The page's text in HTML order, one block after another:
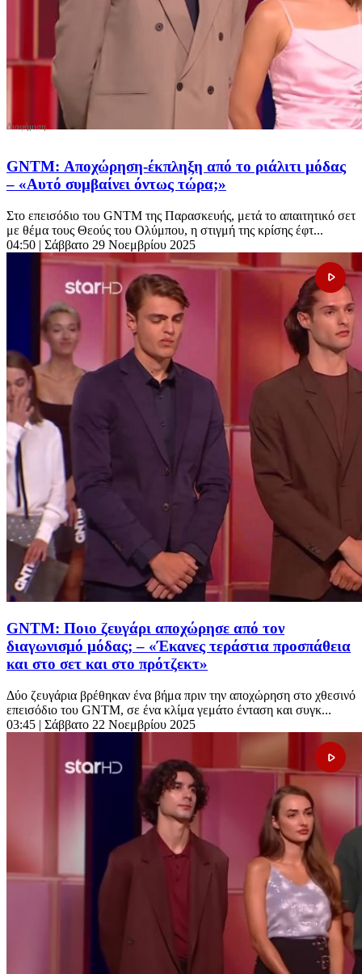
GNTM: Αποχώρηση-έκπληξη από το ριάλιτι μόδας
– «Αυτό συμβαίνει όντως τώρα;»
Στο επεισόδιο του GNTM της Παρασκευής, μετά το απαιτητικό σετ
με θέμα τους Θεούς του Ολύμπου, η στιγμή της κρίσης έφτ...
04:50 | Σάββατο 29 Νοεμβρίου 2025
GNTM: Ποιο ζευγάρι αποχώρησε από τον
διαγωνισμό μόδας; – «Έκανες τεράστια προσπάθεια
και στο σετ και στο πρότζεκτ»
Δύο ζευγάρια βρέθηκαν ένα βήμα πριν την αποχώρηση στο χθεσινό
επεισόδιο του GNTM, σε ένα κλίμα γεμάτο ένταση και συγκ...
03:45 | Σάββατο 22 Νοεμβρίου 2025